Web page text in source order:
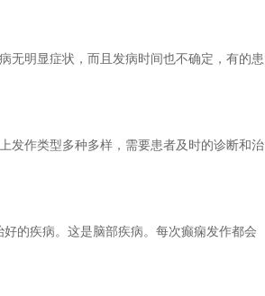
无明显症状，而且发病时间也不确定，有的患
发作类型多种多样，需要患者及时的诊断和治
的疾病。这是脑部疾病。每次癫痫发作都会